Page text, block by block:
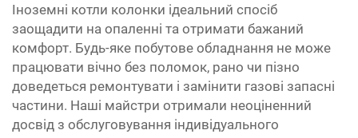
Іноземні котли колонки ідеальний спосіб
заощадити на опаленні та отримати бажаний
комфорт. Будь-яке побутове обладнання не може
працювати вічно без поломок, рано чи пізно
доведеться ремонтувати і замінити газові запасні
частини. Наші майстри отримали неоціненний
досвід з обслуговування індивідуального